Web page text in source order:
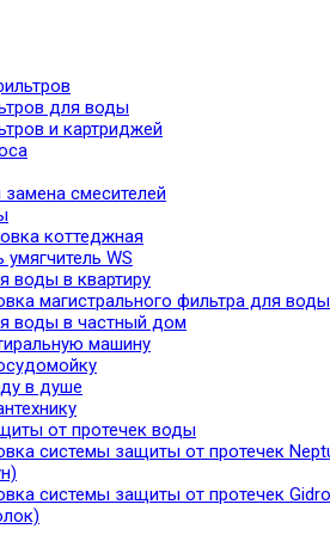
для воды
и картриджей
смесителей
коттеджная
WS
воды в квартиру
магистрального фильтра для воды
воды в частный дом
машину
в душе
от протечек воды
системы защиты от протечек
системы защиты от протечек